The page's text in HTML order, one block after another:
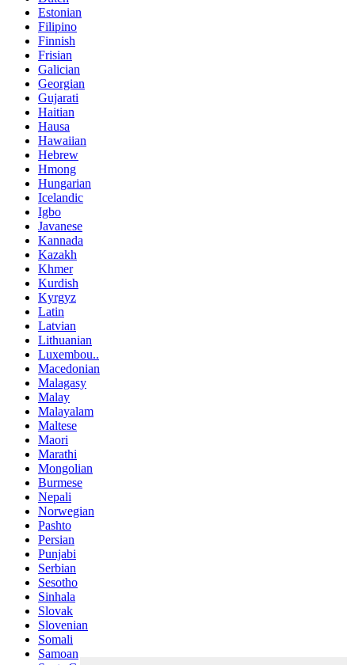
Estonian
Filipino
Finnish
Frisian
Galician
Georgian
Gujarati
Haitian
Hausa
Hawaiian
Hebrew
Hmong
Hungarian
Icelandic
Igbo
Javanese
Kannada
Kazakh
Khmer
Kurdish
Kyrgyz
Latin
Latvian
Lithuanian
Luxembou..
Macedonian
Malagasy
Malay
Malayalam
Maltese
Maori
Marathi
Mongolian
Burmese
Nepali
Norwegian
Pashto
Persian
Punjabi
Serbian
Sesotho
Sinhala
Slovak
Slovenian
Somali
Samoan